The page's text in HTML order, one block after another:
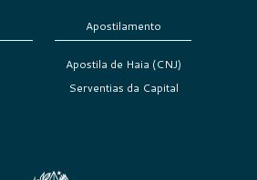
Apostilamento
Apostila de Haia (CNJ)
Serventias da Capital